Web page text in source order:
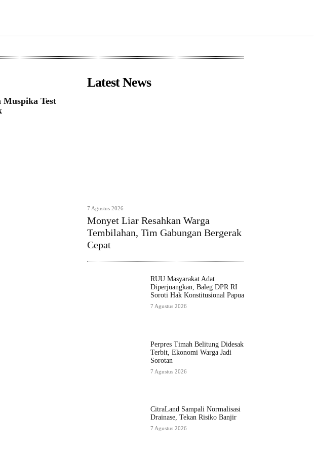
Muspika Test
Latest News
7 Agustus 2026
Monyet Liar Resahkan Warga
Tembilahan, Tim Gabungan Bergerak
Cepat
RUU Masyarakat Adat
Diperjuangkan, Baleg DPR RI
Soroti Hak Konstitusional Papua
7 Agustus 2026
Perpres Timah Belitung Didesak
Terbit, Ekonomi Warga Jadi
Sorotan
7 Agustus 2026
CitraLand Sampali Normalisasi
Drainase, Tekan Risiko Banjir
7 Agustus 2026